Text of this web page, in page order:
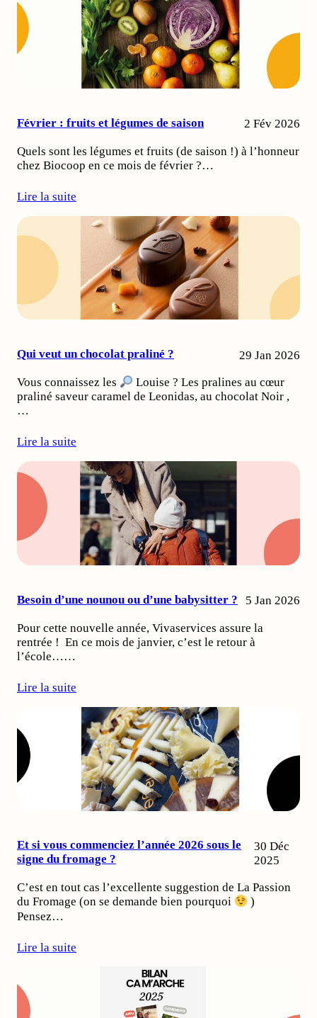
Février : fruits et légumes de saison 2 Fév 2026
Quels sont les légumes et fruits (de saison !) à l’honneur
chez Biocoop en ce mois de février ?…
Lire la suite
Qui veut un chocolat praliné ? 29 Jan 2026
Vous connaissez les
Louise ? Les pralines au cœur
praliné saveur caramel de Leonidas, au chocolat Noir ,
…
Lire la suite
Besoin d’une nounou ou d’une babysitter ? 5 Jan 2026
Pour cette nouvelle année, Vivaservices assure la
rentrée ! En ce mois de janvier, c’est le retour à
l’école……
Lire la suite
Et si vous commenciez l’année 2026 sous le
signe du fromage ?
30 Déc
2025
C’est en tout cas l’excellente suggestion de La Passion
du Fromage (on se demande bien pourquoi
)
Pensez…
Lire la suite